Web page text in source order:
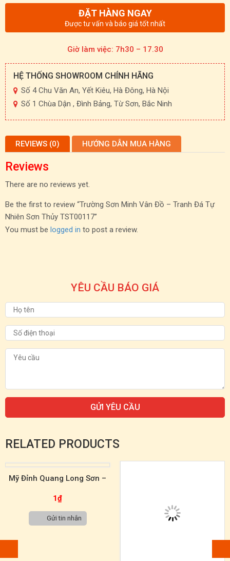
ĐẶT HÀNG NGAY
Được tư vấn và báo giá tốt nhất
Giờ làm việc: 7h30 – 17.30
HỆ THỐNG SHOWROOM CHÍNH HÃNG
Số 4 Chu Văn An, Yết Kiêu, Hà Đông, Hà Nội
Số 1 Chùa Dận , Đình Bảng, Từ Sơn, Bắc Ninh
REVIEWS (0) HƯỚNG DẪN MUA HÀNG
Reviews
There are no reviews yet.
Be the first to review “Trường Sơn Minh Vân Đồ – Tranh Đá Tự
Nhiên Sơn Thủy TST00117”
You must be logged in to post a review.
YÊU CẦU BÁO GIÁ
RELATED PRODUCTS
Mỹ Đỉnh Quang Long Sơn –
TST00003
1₫
Gửi tin nhắn